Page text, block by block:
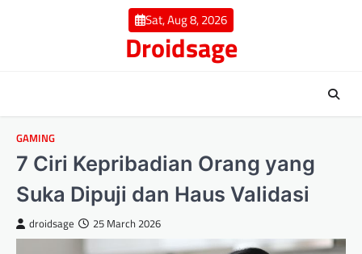
Sat, Aug 8, 2026
Droidsage
GAMING
7 Ciri Kepribadian Orang yang
Suka Dipuji dan Haus Validasi
droidsage 25 March 2026